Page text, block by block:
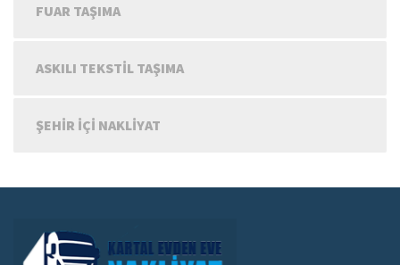
FUAR TAŞIMA
ASKILI TEKSTIL TAŞIMA
ŞEHIR IÇI NAKLIYAT